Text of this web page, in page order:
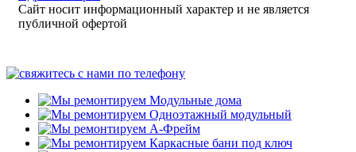
Сайт носит информационный характер и не является
публичной офертой